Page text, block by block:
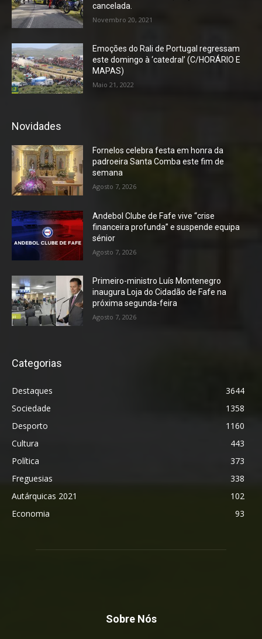
cancelada.
Novembro 20, 2021
Emoções do Rali de Portugal regressam
este domingo à ‘catedral’ (C/HORÁRIO E
MAPAS)
Maio 21, 2022
Novidades
Fornelos celebra festa em honra da
padroeira Santa Comba este fim de
semana
Agosto 7, 2026
Andebol Clube de Fafe vive “crise
financeira profunda” e suspende equipa
sénior
Agosto 7, 2026
Primeiro-ministro Luís Montenegro
inaugura Loja do Cidadão de Fafe na
próxima segunda-feira
Agosto 7, 2026
Categorias
Destaques
3644
Sociedade
1358
Desporto
1160
Cultura
443
Política
373
Freguesias
338
Autárquicas 2021
102
Economia
93
Sobre Nós